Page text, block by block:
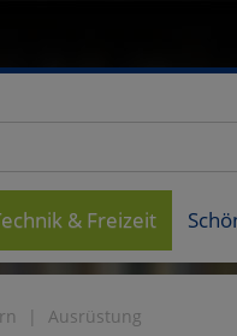
& Freizeit
Ausrüstung